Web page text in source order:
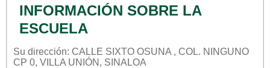
INFORMACIÓN SOBRE LA
ESCUELA
Su dirección: CALLE SIXTO OSUNA , COL. NINGUNO
CP 0, VILLA UNIÓN, SINALOA